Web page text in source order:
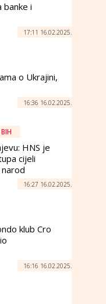
banke i
17:11 16.02.2025.
o Ukrajini,
16:36 16.02.2025.
HNS je
cijeli
16:27 16.02.2025.
klub Cro
16:16 16.02.2025.